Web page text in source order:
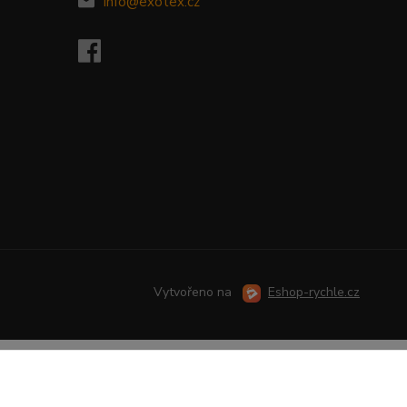
Vytvořeno na Eshop-rychle.cz